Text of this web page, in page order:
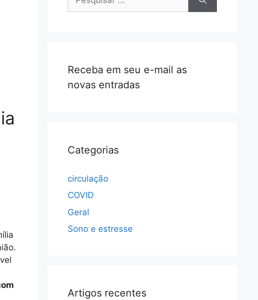
por:
Receba em seu e-mail as
novas entradas
Categorias
circulação
COVID
Geral
Sono e estresse
Artigos recentes